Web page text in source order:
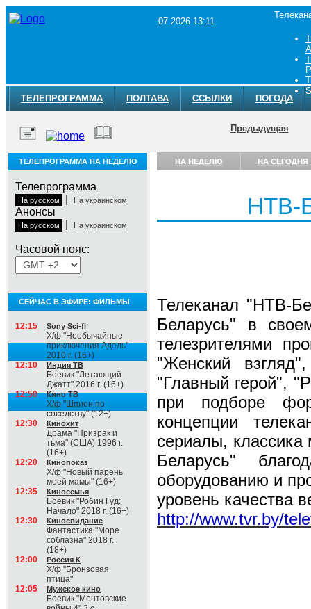
07 2026 13:11
ТЕЛЕПРОГРАММА ПОЛТАВА ССЫЛКИ ПОГОДА
Предыдущая
ТЕЛЕПРОГРАММА НА НЕДЕЛЮ
Телепрограмма
На русском На украинском
Анонсы
На русском На украинском
Часовой пояс:
СЕЙЧАС В ЭФИРЕ: ФИЛЬМЫ
12:15 Sony Sci-fi
Х/ф "Необычайные
приключения Адель"
2010 г. (16+)
12:10
Индия ТВ
Боевик "Летающий
Джатт" 2016 г. (16+)
12:50
Кино ТВ
Х/ф "Шпион по
соседству" (12+)
12:30
Кинохит
Драма "Призрак и
тьма" (США) 1996 г.
(16+)
12:20
Кинопоказ
Х/ф "Новый парень
моей мамы" (16+)
12:35
Киносемья
Боевик "Робин Гуд:
Начало" 2018 г. (16+)
12:30
Киносвидание
Фантастика "Море
соблазна" 2018 г.
(18+)
12:00
Россия К
Х/ф "Бронзовая
птица"
12:05
Мужское кино
Боевик "Ментовские
НА НЕДЕЛЮ НА СЕГОДНЯ
НТВ-
Телеканал "НТВ-
Беларусь" в
телезрителями
"Женский
"Главный герой",
при подборе
концепции
сериалы,
Беларусь"
оборудованию и
уровень качества
http://www.tvr.by/